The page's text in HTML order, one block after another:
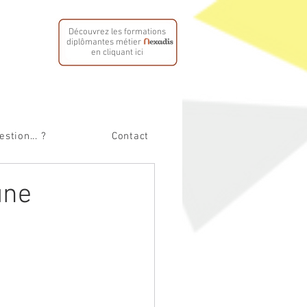
Découvrez les formations
diplômantes métier
en cliquant ici
? Contact